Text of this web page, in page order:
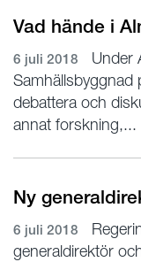
Vad hände i
6 juli 2018
Under
Samhällsbyggnad
debattera och
annat forskning,...
Ny
6 juli 2018
generaldirektör